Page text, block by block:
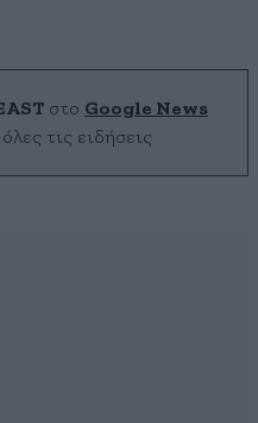
στο Google News
τις ειδήσεις